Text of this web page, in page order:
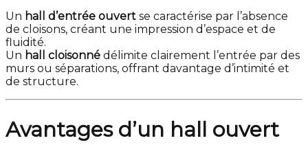
Un hall d’entrée ouvert se caractérise par l’absence
de cloisons, créant une impression d’espace et de
fluidité.
Un hall cloisonné délimite clairement l’entrée par des
murs ou séparations, offrant davantage d’intimité et
de structure.
Avantages d’un hall ouvert